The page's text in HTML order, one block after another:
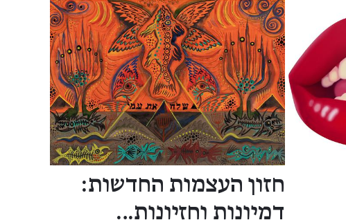
חזון העצמות החדשות:
דמיונות וחזיונות…